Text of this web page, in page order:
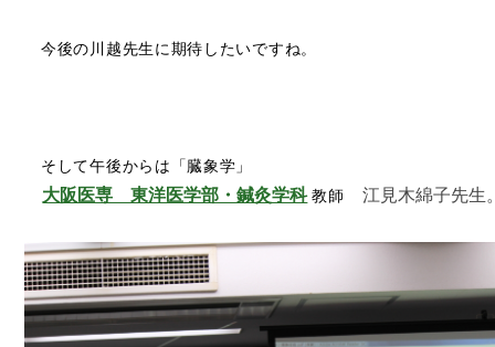
今後の川越先生に期待したいですね。
そして午後からは「臓象学」
大阪医専 東洋医学部・鍼灸学科 教師 江見木綿子先生